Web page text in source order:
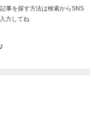
事を探す方法は検索からSNS
力してね